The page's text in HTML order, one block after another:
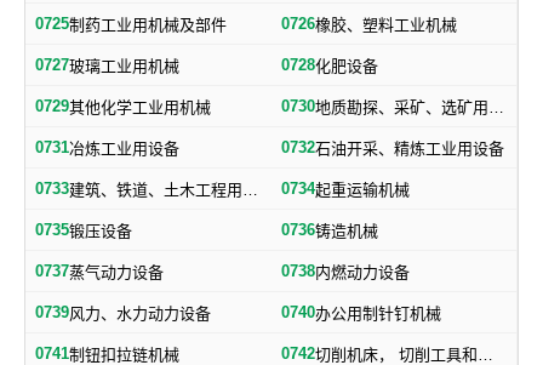
0725制药工业用机械及部件 0726橡胶、塑料工业机械
0727玻璃工业用机械 0728化肥设备
0729其他化学工业用机械 0730 地质勘探、采矿、选矿用机械
0731冶炼工业用设备 0732石油开采、精炼工业用设备
0733 建筑、铁道、土木工程用机械 0734起重运输机械
0735锻压设备 0736铸造机械
0737蒸气动力设备 0738内燃动力设备
0739风力、水力动力设备 0740办公用制针钉机械
0741制钮扣拉链机械 0742 切削机床， 切削工具和其他金属加工机械